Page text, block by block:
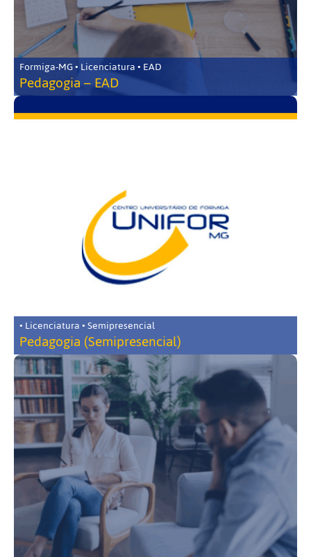
Formiga-MG • Licenciatura • EAD
Pedagogia – EAD
• Licenciatura • Semipresencial
Pedagogia (Semipresencial)